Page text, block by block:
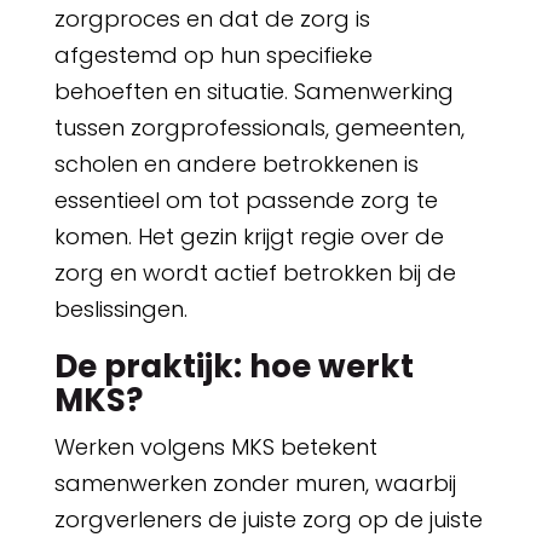
zorgproces en dat de zorg is
afgestemd op hun specifieke
behoeften en situatie. Samenwerking
tussen zorgprofessionals, gemeenten,
scholen en andere betrokkenen is
essentieel om tot passende zorg te
komen. Het gezin krijgt regie over de
zorg en wordt actief betrokken bij de
beslissingen.
De praktijk: hoe werkt
MKS?
Werken volgens MKS betekent
samenwerken zonder muren, waarbij
zorgverleners de juiste zorg op de juiste